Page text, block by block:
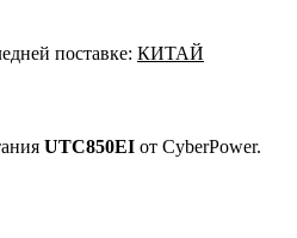
поставке: КИТАЙ
UTC850EI от CyberPower.